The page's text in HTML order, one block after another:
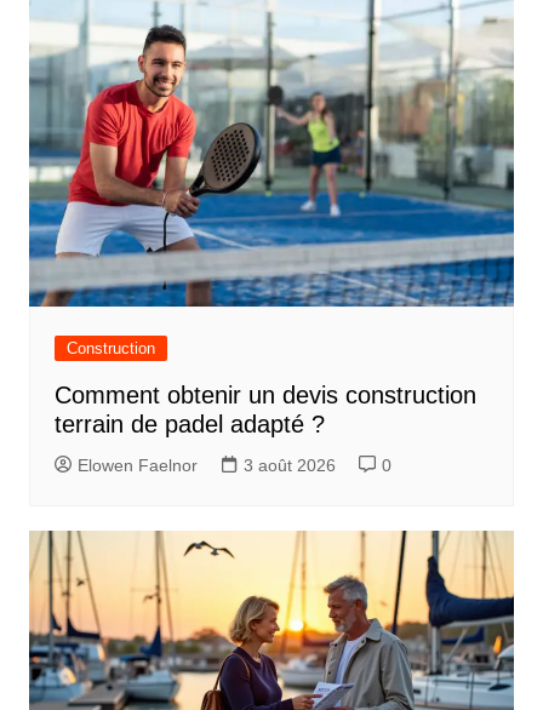
Construction
Comment obtenir un devis construction
terrain de padel adapté ?
Elowen Faelnor 3 août 2026 0